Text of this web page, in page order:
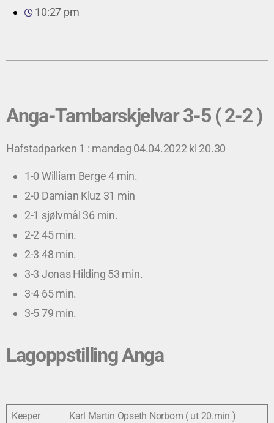
10:27 pm
Anga-Tambarskjelvar 3-5 ( 2-2 )
Hafstadparken 1 : mandag 04.04.2022 kl 20.30
1-0 William Berge 4 min.
2-0 Damian Kluz 31 min
2-1 sjølvmål 36 min.
2-2 45 min.
2-3 48 min.
3-3 Jonas Hilding 53 min.
3-4 65 min.
3-5 79 min.
Lagoppstilling Anga
Keeper Karl Martin Opseth Norbom ( ut 20.min )